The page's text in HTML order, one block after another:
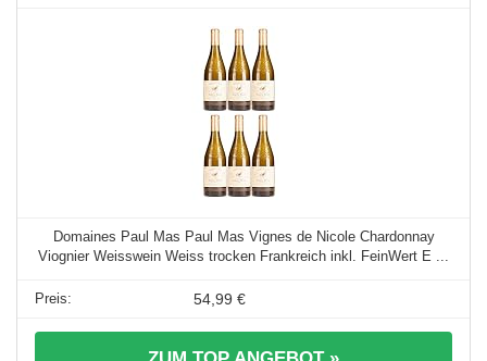
Domaines Paul Mas Paul Mas Vignes de Nicole Chardonnay
Viognier Weisswein Weiss trocken Frankreich inkl. FeinWert E ...
54,99 €